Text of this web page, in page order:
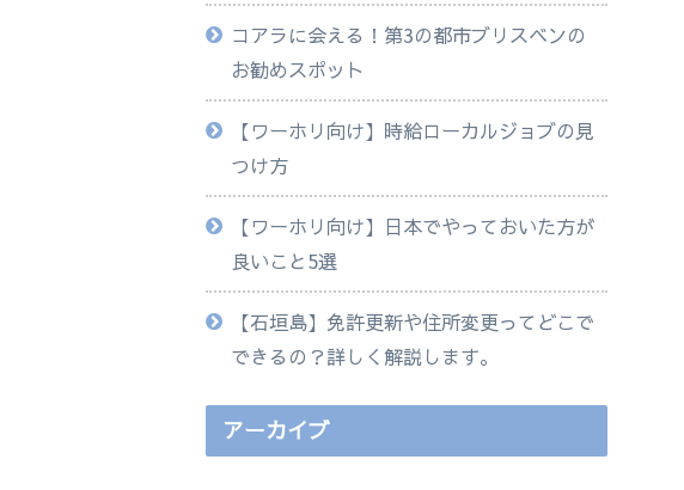
コアラに会える！第3の都市ブリスベンの
お勧めスポット
【ワーホリ向け】時給ローカルジョブの見
つけ方
【ワーホリ向け】日本でやっておいた方が
良いこと5選
【石垣島】免許更新や住所変更ってどこで
できるの？詳しく解説します。
アーカイブ